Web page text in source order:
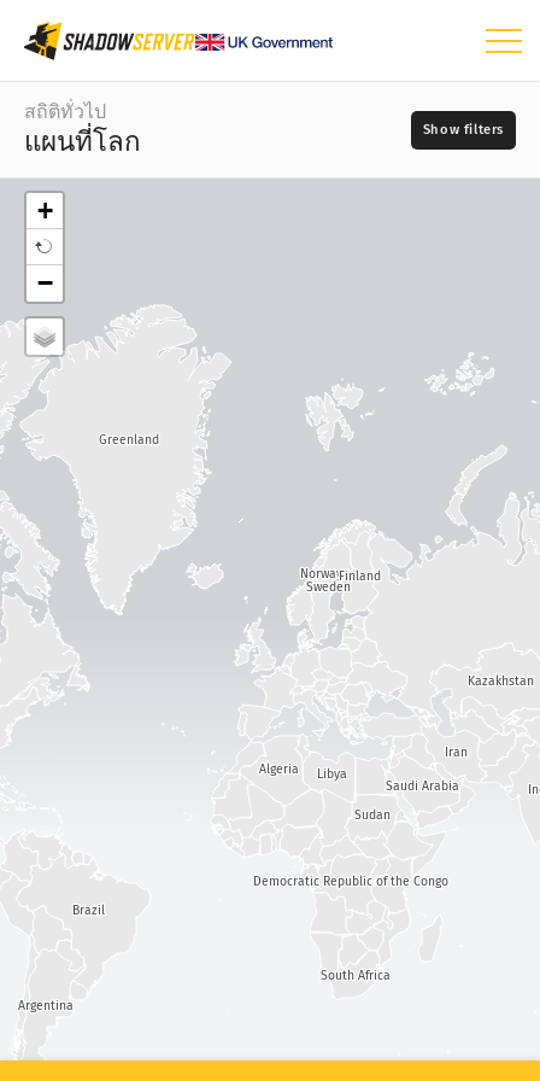
แดชบอร์ด
สถิติทั่วไป
แผนที่ภูมิภาค
แผนที่เปรียบเทียบ
แผนภาพต้นไม้
อนุกรมเวลา
สถิติจากอุปกรณ์ IoT
Attack statistics: Vulnerabilities
Attack statistics: Devices
วิธีใช้
สถิติทั่วไป
แผนที่โลก
วัน
ประเภทแผนที่
แหล่งที่มา
?
ความร้ายแรง
แท็ก
for ประชากร/GDP
ชุดข้อมูล
Argentina
Democratic Republic of the Congo
South Africa
Kazakhstan
Brazil
Norway
Sweden
Finland
Libya
Sudan
Iran
Saudi Arabia
Algeria
Greenland
+
−